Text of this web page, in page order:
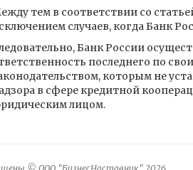
тем в соответствии со
случаев, когда Банк
Банк России
последнего по
которым не
в сфере кредитной
лицом.